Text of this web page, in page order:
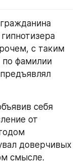
с таким
по фамилии
себя
от
доверчивых
смысле.